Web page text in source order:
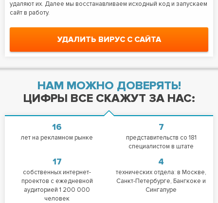
удаляют их. Далее мы восстанавливаем исходный код и запускаем
сайт в работу.
УДАЛИТЬ ВИРУС С САЙТА
НАМ МОЖНО ДОВЕРЯТЬ!
ЦИФРЫ ВСЕ СКАЖУТ ЗА НАС:
16
лет на рекламном рынке
7
представительств со 181
специалистом в штате
17
собственных интернет-
проектов с ежедневной
аудиторией 1 200 000
человек
4
технических отдела: в Москве,
Санкт-Петербурге, Бангкоке и
Сингапуре